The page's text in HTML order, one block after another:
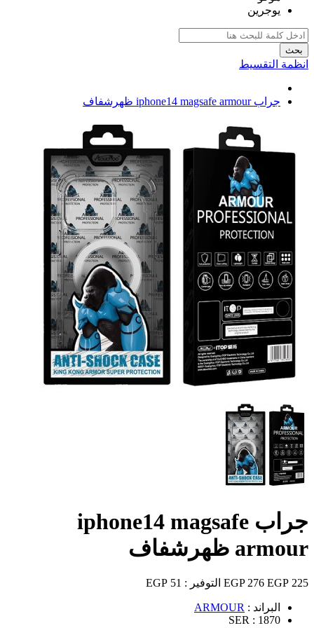
يوجرين
بحث
انظمة التقسيط
جراب iphone14 magsafe armour ظهرشفاف
جراب iphone14 magsafe
armour ظهرشفاف
225 EGP
276 EGP التوفير : 51 EGP
البراند : ARMOUR
SER : 1870